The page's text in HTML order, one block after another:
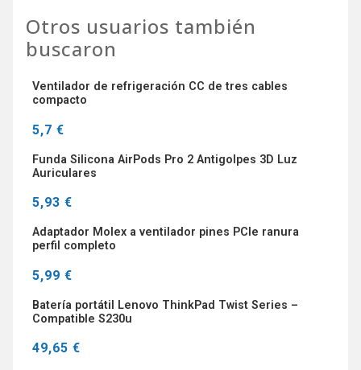
Otros usuarios también
buscaron
Ventilador de refrigeración CC de tres cables
compacto
5,7 €
Funda Silicona AirPods Pro 2 Antigolpes 3D Luz
Auriculares
5,93 €
Adaptador Molex a ventilador pines PCIe ranura
perfil completo
5,99 €
Batería portátil Lenovo ThinkPad Twist Series –
Compatible S230u
49,65 €